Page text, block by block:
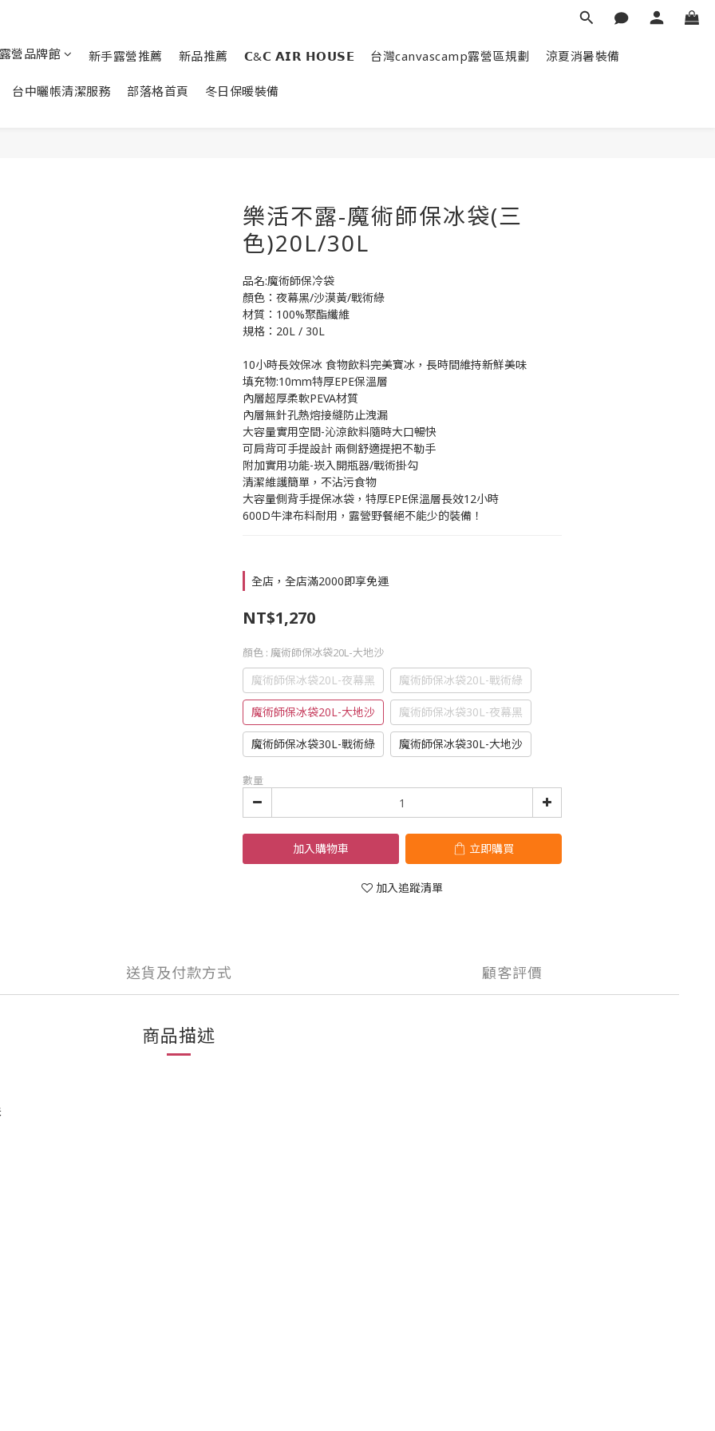
營品牌館 新手露營推薦 新品推薦 𝗖&𝗖 𝗔𝗜𝗥 𝗛𝗢𝗨𝗦𝗘 台灣canvascamp露營區規劃 涼夏消暑裝備
台中曬帳清潔服務 部落格首頁 冬日保暖裝備
樂活不露-魔術師保冰袋(三
色)20L/30L
品名:魔術師保冷袋
顏色：夜幕黑/沙漠黃/戰術綠
材質：100%聚酯纖維
規格：20L / 30L
10小時長效保冰 食物飲料完美寶冰，長時間維持新鮮美味
填充物:10mm特厚EPE保溫層
內層超厚柔軟PEVA材質
內層無針孔熱熔接縫防止洩漏
大容量實用空間-沁涼飲料隨時大口暢快
可肩背可手提設計 兩側舒適提把不勒手
附加實用功能-崁入開瓶器/戰術掛勾
清潔維護簡單，不沾污食物
大容量側背手提保冰袋，特厚EPE保溫層長效12小時
600D牛津布料耐用，露營野餐絕不能少的裝備！
全店，全店滿2000即享免運
NT$1,270
顏色 : 魔術師保冰袋20L-大地沙
魔術師保冰袋20L-夜幕黑 魔術師保冰袋20L-戰術綠
魔術師保冰袋20L-大地沙 魔術師保冰袋30L-夜幕黑
魔術師保冰袋30L-戰術綠 魔術師保冰袋30L-大地沙
數量
加入購物車 立即購買
加入追蹤清單
送貨及付款方式 顧客評價
商品描述